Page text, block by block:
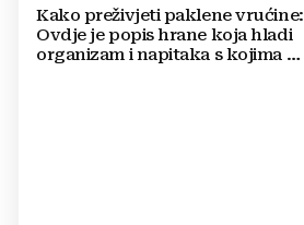
Kako preživjeti paklene vrućine:
Ovdje je popis hrane koja hladi
organizam i napitaka s kojima si